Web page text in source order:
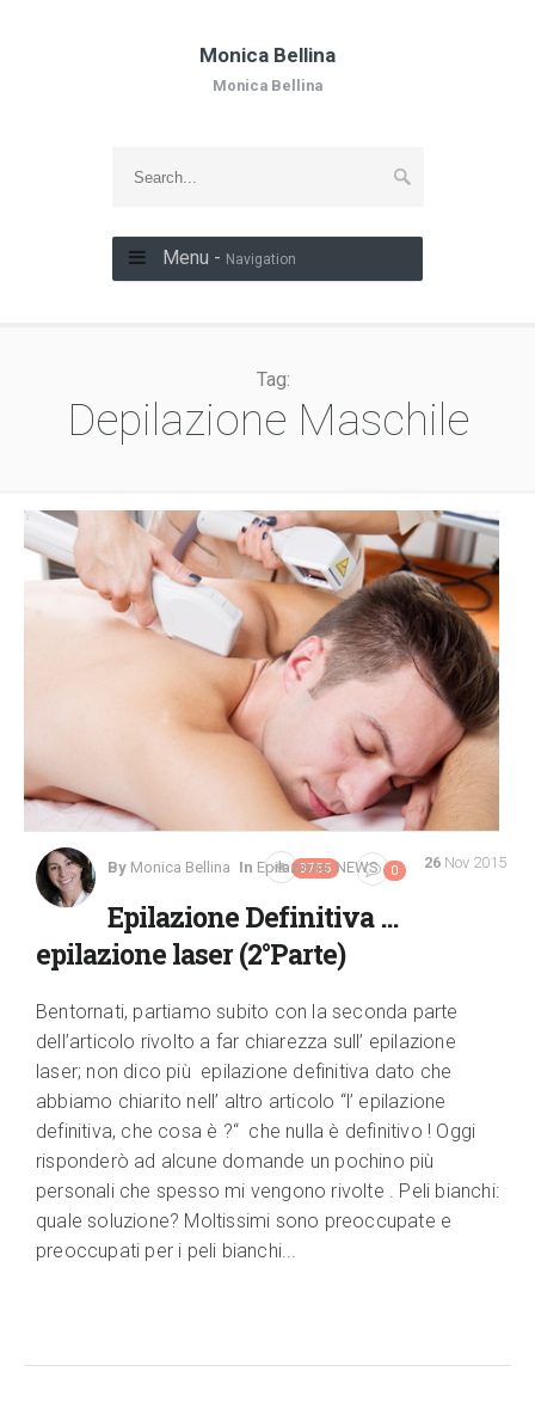
Monica Bellina
Monica Bellina
Menu - Navigation
Tag:
Depilazione Maschile
By Monica Bellina 26 Nov 2015
In Epilazione, NEWS 0
3755
Epilazione Definitiva …
epilazione laser (2°Parte)
Bentornati, partiamo subito con la seconda parte
dell’articolo rivolto a far chiarezza sull’ epilazione
laser; non dico più epilazione definitiva dato che
abbiamo chiarito nell’ altro articolo “l’ epilazione
definitiva, che cosa è ?“ che nulla è definitivo ! Oggi
risponderò ad alcune domande un pochino più
personali che spesso mi vengono rivolte . Peli bianchi:
quale soluzione? Moltissimi sono preoccupate e
preoccupati per i peli bianchi...